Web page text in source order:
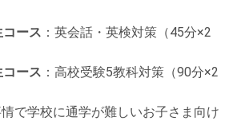
ース ：英会話・英検対策（45分×2
ース ：高校受験5教科対策（90分×2
で学校に通学が難しいお子さま向け